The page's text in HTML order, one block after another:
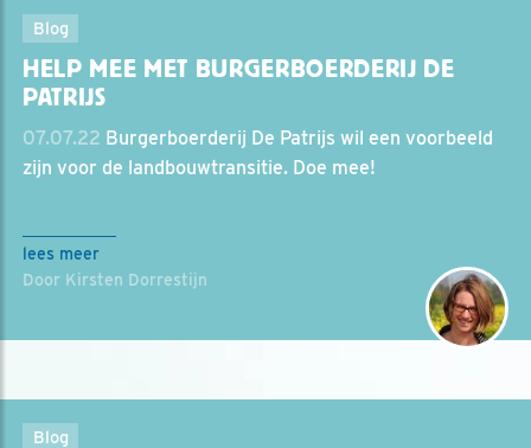
Blog
HELP MEE MET BURGERBOERDERIJ DE
PATRIJS
07.07.22 Burgerboerderij De Patrijs wil een voorbeeld
zijn voor de landbouwtransitie. Doe mee!
lees meer
Door Kirsten Dorrestijn
Blog